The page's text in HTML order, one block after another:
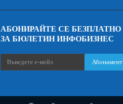
АБОНИРАЙТЕ СЕ БЕЗПЛАТНО
ЗА БЮЛЕТИН ИНФОБИЗНЕС
Абонамент